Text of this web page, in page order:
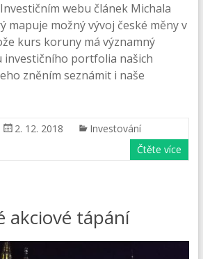
webu článek Michala
mapuje možný vývoj české měny v
kurs koruny má významný
investičního portfolia našich
zněním seznámit i naše
2. 12. 2018
Investování
Čtěte více
akciové tápání